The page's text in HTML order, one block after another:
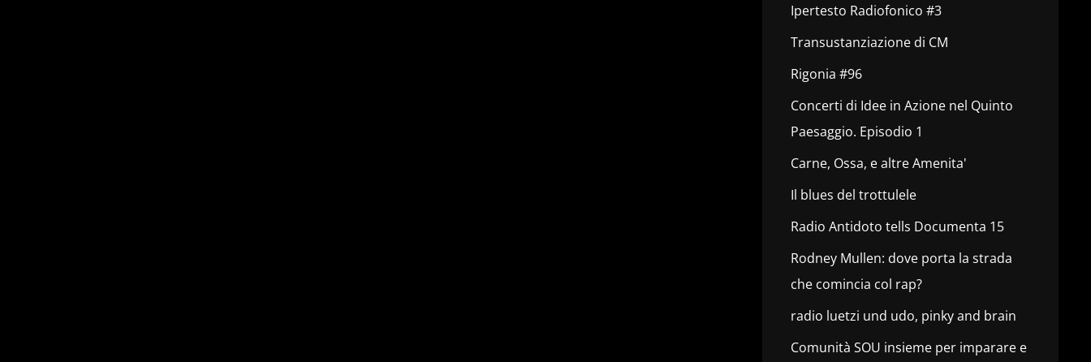
Ipertesto Radiofonico #3
Transustanziazione di CM
Rigonia #96
Concerti di Idee in Azione nel Quinto
Paesaggio. Episodio 1
Carne, Ossa, e altre Amenita'
Il blues del trottulele
Radio Antidoto tells Documenta 15
Rodney Mullen: dove porta la strada
che comincia col rap?
radio luetzi und udo, pinky and brain
Comunità SOU insieme per imparare e